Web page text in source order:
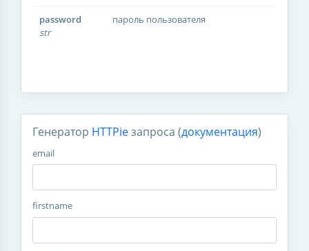
password
str
пароль пользователя
Генератор HTTPieзапроса (документация)
email
firstname